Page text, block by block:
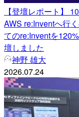
【登壇レポート】
AWS re:Inventへ行
てのre:Inventを
壇しました
神野 雄大
2026.07.24